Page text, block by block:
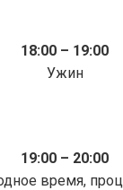
18:00 – 19:00
Ужин
19:00 – 20:00
время,